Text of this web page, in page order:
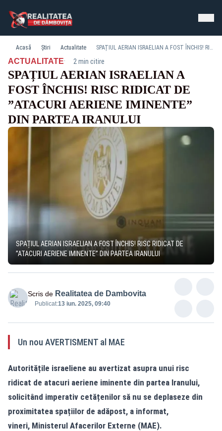
Acasă Știri Actualitate SPAȚIUL AERIAN ISRAELIAN A FOST ÎNCHIS! RISC RIDICAT DE ”ATACURI AERIENE IMINENTE” DIN PARTEA IRANULUI
ACTUALITATE· 2 min citire
SPAȚIUL AERIAN ISRAELIAN A
FOST ÎNCHIS! RISC RIDICAT DE
”ATACURI AERIENE IMINENTE”
DIN PARTEA IRANULUI
SPAȚIUL AERIAN ISRAELIAN A FOST ÎNCHIS! RISC RIDICAT DE
”ATACURI AERIENE IMINENTE” DIN PARTEA IRANULUI
Scris de Realitatea de Dambovita
Publicat:13 iun. 2025, 09:40
Un nou AVERTISMENT al MAE
Autoritățile israeliene au avertizat asupra unui risc
ridicat de atacuri aeriene iminente din partea Iranului,
solicitând imperativ cetățenilor să nu se deplaseze din
proximitatea spațiilor de adăpost, a informat,
vineri, Ministerul Afacerilor Externe (MAE).